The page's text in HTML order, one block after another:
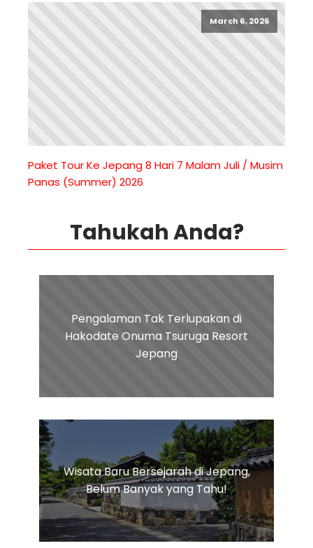
March 6, 2026
Paket Tour Ke Jepang 8 Hari 7 Malam Juli / Musim
Panas (Summer) 2026
Tahukah Anda?
Pengalaman Tak Terlupakan di
Hakodate Onuma Tsuruga Resort
Jepang
Wisata Baru Bersejarah di Jepang,
Belum Banyak yang Tahu!